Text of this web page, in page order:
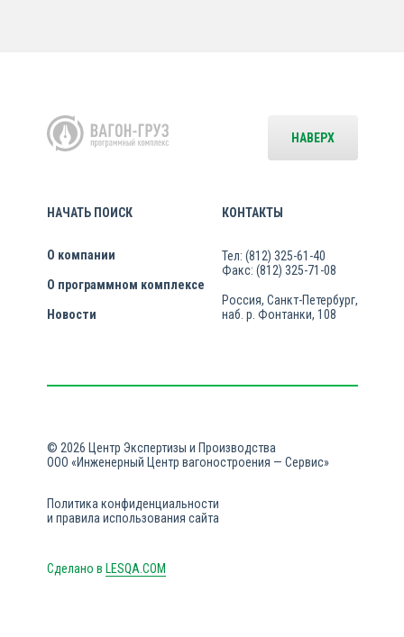
НАЧАТЬ ПОИСК
О компании
О программном комплексе
Новости
КОНТАКТЫ
Тел: (812) 325-61-40
Факс: (812) 325-71-08
Россия, Санкт-Петербург,
наб. р. Фонтанки, 108
НАВЕРХ
© 2026 Центр Экспертизы и Производства
ООО «Инженерный Центр вагоностроения — Сервис»
Политика конфиденциальности
и правила использования сайта
Сделано в LESQA.COM